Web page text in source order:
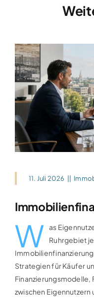
11. Juli 2026
W as
Ruhrgebiet
Strategien für Käufer
zwischen Eigennutzern